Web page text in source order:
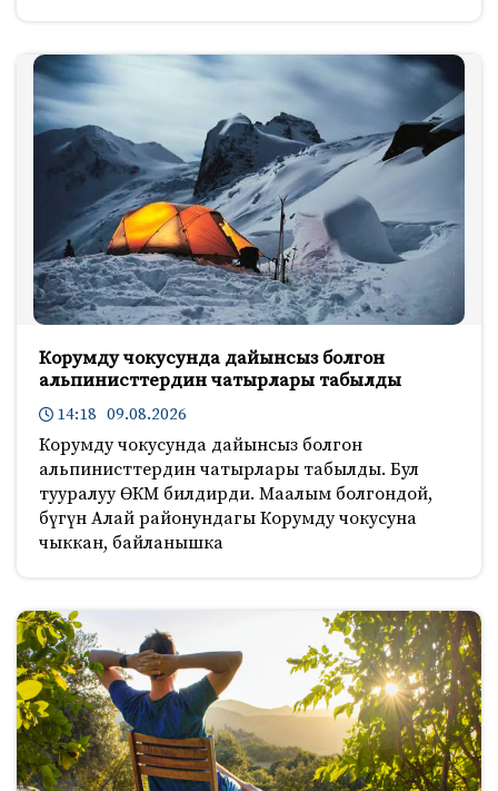
Корумду чокусунда дайынсыз болгон
альпинисттердин чатырлары табылды
14:18 09.08.2026
Корумду чокусунда дайынсыз болгон
альпинисттердин чатырлары табылды. Бул
тууралуу ӨКМ билдирди. Маалым болгондой,
бүгүн Алай районундагы Корумду чокусуна
чыккан, байланышка